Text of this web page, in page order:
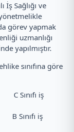
İş Sağlığı ve
görev yapmak
uzmanlığı
yapılmıştır.
sınıfına göre
iş
iş